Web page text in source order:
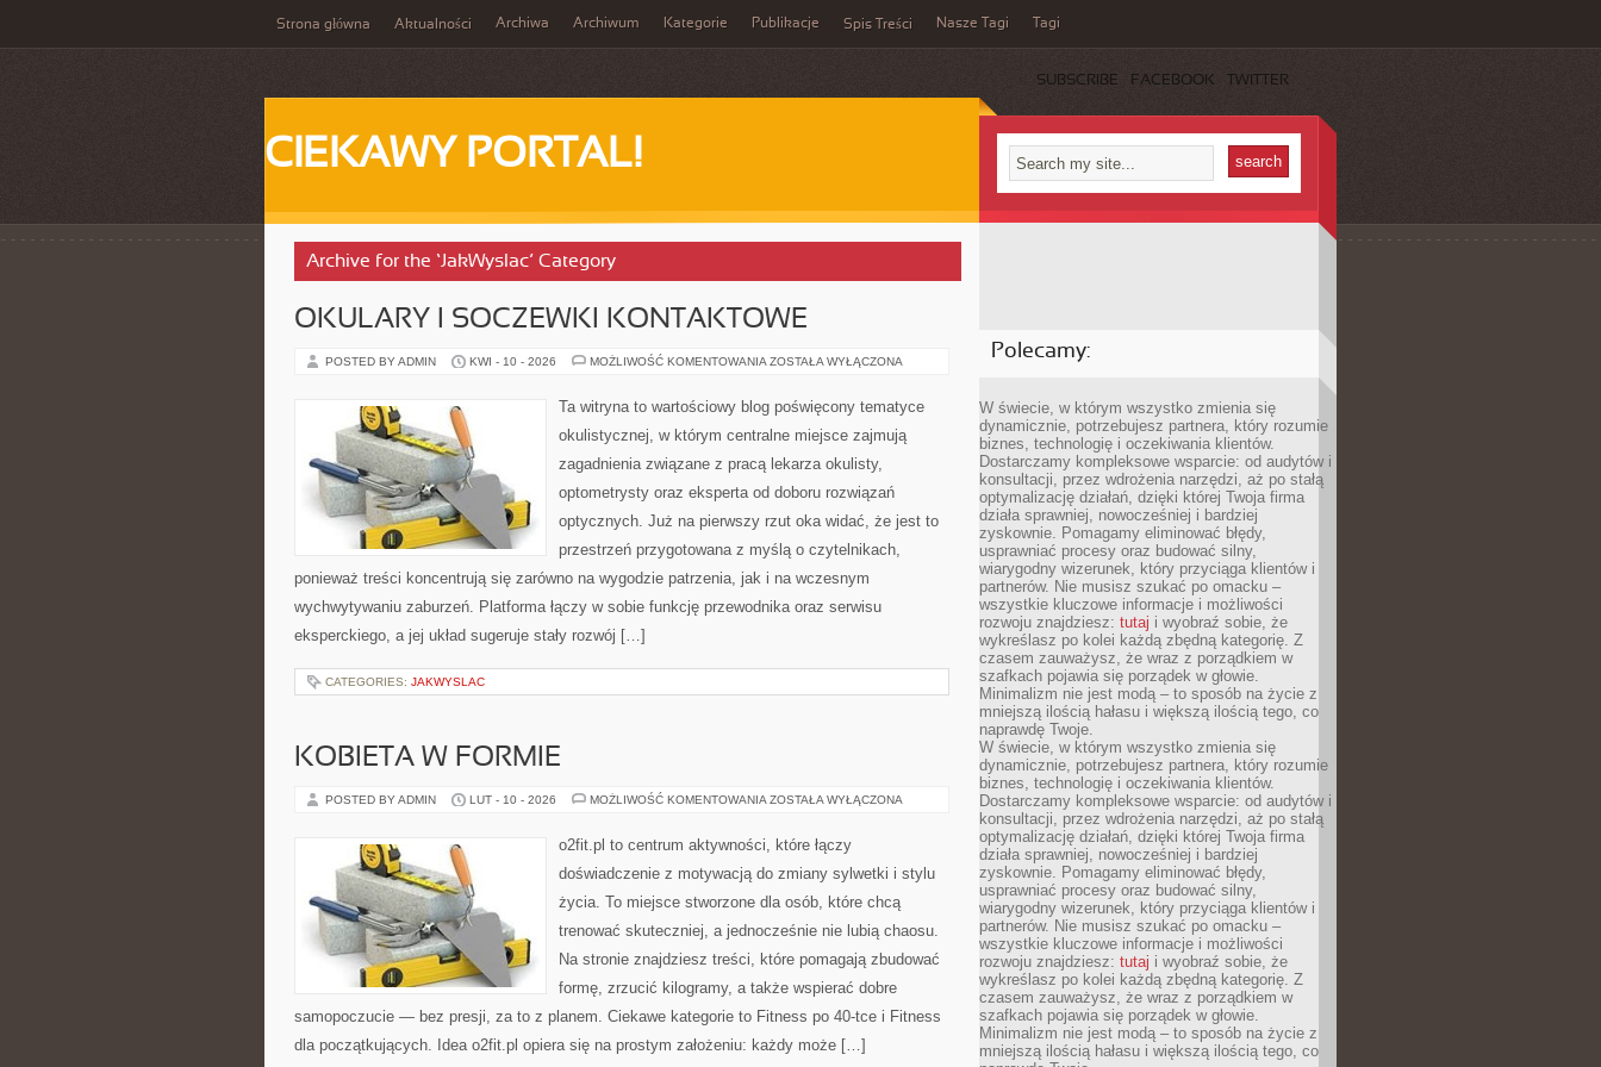
Strona główna Aktualności Archiwa Archiwum Kategorie Publikacje Spis Treści Nasze Tagi Tagi
SUBSCRIBE FACEBOOK TWITTER
CIEKAWY PORTAL!
Archive for the ‘JakWyslac’ Category
OKULARY I SOCZEWKI KONTAKTOWE
POSTED BY ADMIN KWI - 10 - 2026 MOŻLIWOŚĆ KOMENTOWANIA OKULARY
KONTAKTOWE
ZOSTAŁA WYŁĄCZONA
Ta witryna to wartościowy blog poświęcony tematyce
okulistycznej, w którym centralne miejsce zajmują
zagadnienia związane z pracą lekarza okulisty,
optometrysty oraz eksperta od doboru rozwiązań
optycznych. Już na pierwszy rzut oka widać, że jest to
przestrzeń przygotowana z myślą o czytelnikach,
ponieważ treści koncentrują się zarówno na wygodzie patrzenia, jak i na wczesnym
wychwytywaniu zaburzeń. Platforma łączy w sobie funkcję przewodnika oraz serwisu
eksperckiego, a jej układ sugeruje stały rozwój […]
CATEGORIES: JAKWYSLAC
KOBIETA W FORMIE
POSTED BY ADMIN LUT - 10 - 2026 MOŻLIWOŚĆ KOMENTOWANIA KOBIETA
ZOSTAŁA WYŁĄCZONA
o2fit.pl to centrum aktywności, które łączy
doświadczenie z motywacją do zmiany sylwetki i stylu
życia. To miejsce stworzone dla osób, które chcą
trenować skuteczniej, a jednocześnie nie lubią chaosu.
Na stronie znajdziesz treści, które pomagają zbudować
formę, zrzucić kilogramy, a także wspierać dobre
samopoczucie — bez presji, za to z planem. Ciekawe kategorie to Fitness po 40-tce i Fitness
dla początkujących. Idea o2fit.pl opiera się na prostym założeniu: każdy może […]
Polecamy:
W świecie, w którym wszystko zmienia się
dynamicznie, potrzebujesz partnera, który rozumie
biznes, technologię i oczekiwania klientów.
Dostarczamy kompleksowe wsparcie: od audytów i
konsultacji, przez wdrożenia narzędzi, aż po stałą
optymalizację działań, dzięki której Twoja firma
działa sprawniej, nowocześniej i bardziej
zyskownie. Pomagamy eliminować błędy,
usprawniać procesy oraz budować silny,
wiarygodny wizerunek, który przyciąga klientów i
partnerów. Nie musisz szukać po omacku –
wszystkie kluczowe informacje i możliwości
rozwoju znajdziesz: tutaj i wyobraź sobie, że
wykreślasz po kolei każdą zbędną kategorię. Z
czasem zauważysz, że wraz z porządkiem w
szafkach pojawia się porządek w głowie.
Minimalizm nie jest modą – to sposób na życie z
mniejszą ilością hałasu i większą ilością tego, co
naprawdę Twoje.
W świecie, w którym wszystko zmienia się
dynamicznie, potrzebujesz partnera, który rozumie
biznes, technologię i oczekiwania klientów.
Dostarczamy kompleksowe wsparcie: od audytów i
konsultacji, przez wdrożenia narzędzi, aż po stałą
optymalizację działań, dzięki której Twoja firma
działa sprawniej, nowocześniej i bardziej
zyskownie. Pomagamy eliminować błędy,
usprawniać procesy oraz budować silny,
wiarygodny wizerunek, który przyciąga klientów i
partnerów. Nie musisz szukać po omacku –
wszystkie kluczowe informacje i możliwości
rozwoju znajdziesz: tutaj i wyobraź sobie, że
wykreślasz po kolei każdą zbędną kategorię. Z
czasem zauważysz, że wraz z porządkiem w
szafkach pojawia się porządek w głowie.
Minimalizm nie jest modą – to sposób na życie z
mniejszą ilością hałasu i większą ilością tego, co